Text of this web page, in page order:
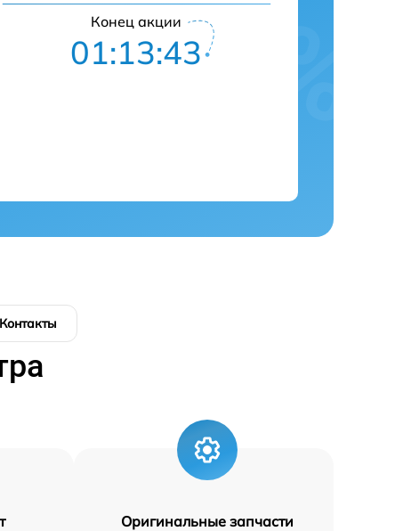
Конец акции
01:13:42
Контакты
Оригинальные запчасти